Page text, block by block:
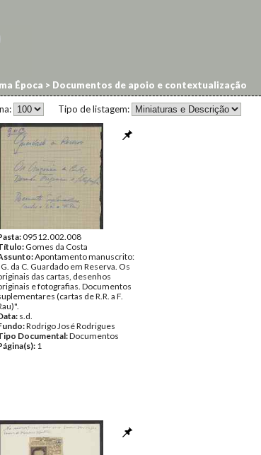
Época > Documentos de apoio e contextualização
Tipo de listagem:
09512.002.008
Gomes da Costa
Apontamento manuscrito:
da C. Guardado em Reserva. Os
das cartas, desenhos
e fotografias. Documentos
(cartas de R.R. a F.
s.d.
Rodrigo José Rodrigues
Documental:Documentos
1